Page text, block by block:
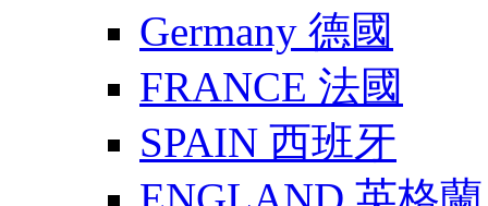
Germany 德國
FRANCE 法國
SPAIN 西班牙